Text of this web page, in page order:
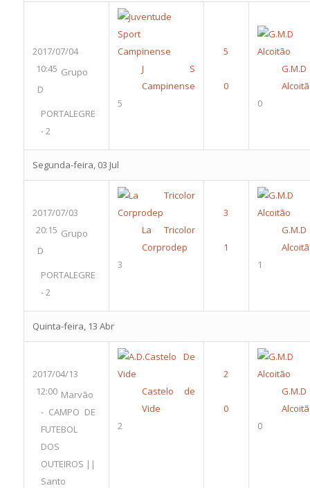
2017/07/04
10:45 Grupo
D
PORTALEGRE
- 2
J S
Campinense
5
0
Segunda-feira, 03 Jul
2017/07/03
20:15 Grupo
D
PORTALEGRE
- 2
La Tricolor
Corprodep
3
1
Quinta-feira, 13 Abr
2017/04/13
12:00 Marvão
- CAMPO DE
FUTEBOL
DOS
OUTEIROS ||
Santo
Castelo de
Vide
2
0